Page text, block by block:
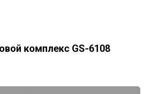
комплекс GS-6108